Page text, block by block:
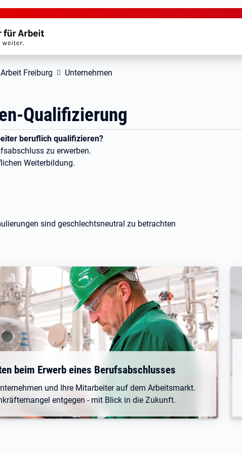
Freiburg Unternehmen
Qualifizierung
beruflich qualifizieren?
zu erwerben.
Weiterbildung.
sind geschlechtsneutral zu betrachten
beim Erwerb eines Berufsabschlusses
und Ihre Mitarbeiter auf dem Arbeitsmarkt.
entgegen - mit Blick in die Zukunft.